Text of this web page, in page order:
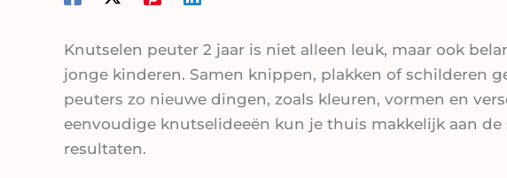
Knutselen peuter 2 jaar is niet alleen leuk, maar ook
jonge kinderen. Samen knippen, plakken of schilderen
peuters zo nieuwe dingen, zoals kleuren, vormen en
eenvoudige knutselideeën kun je thuis makkelijk aan
resultaten.